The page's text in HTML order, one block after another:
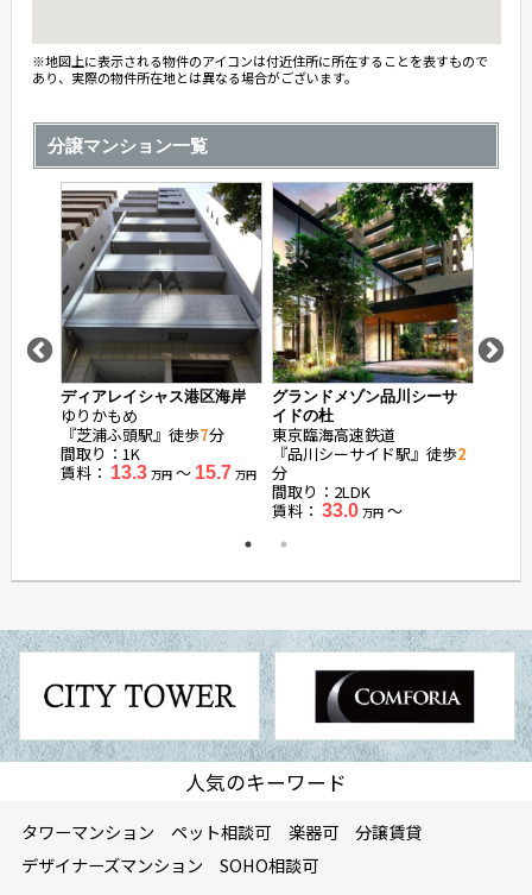
※地図上に表示される物件のアイコンは付近住所に所在することを表すもので
あり、実際の物件所在地とは異なる場合がございます。
分譲マンション一覧
ディアレイシャス港区海岸
ゆりかもめ
『芝浦ふ頭駅』徒歩7分
間取り：1K
賃料： 13.3 万円 〜 15.7 万円
グランドメゾン品川シーサ
イドの杜
東京臨海高速鉄道
『品川シーサイド駅』徒歩2
分
間取り：2LDK
賃料： 33.0 万円 〜
人気のキーワード
タワーマンション ペット相談可 楽器可
分譲賃貸
デザイナーズマンション
SOHO相談可